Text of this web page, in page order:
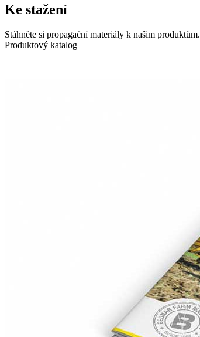
Ke stažení
Stáhněte si propagační materiály k našim produktům.
Produktový katalog